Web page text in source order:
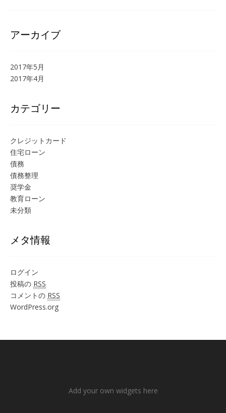
アーカイブ
2017年5月
2017年4月
カテゴリー
クレジットカード
住宅ローン
債務
債務整理
奨学金
教育ローン
未分類
メタ情報
ログイン
投稿の RSS
コメントの RSS
WordPress.org
Add your own widgets here